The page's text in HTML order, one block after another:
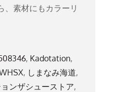
、素材にもカラーリ
, Kadotation,
, しまなみ海道,
ンザシューストア,